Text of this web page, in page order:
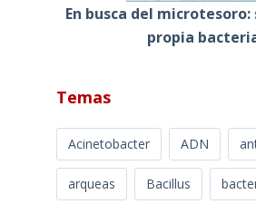
En busca del
propia
Temas
Acinetobacter ADN
arqueas Bacillus